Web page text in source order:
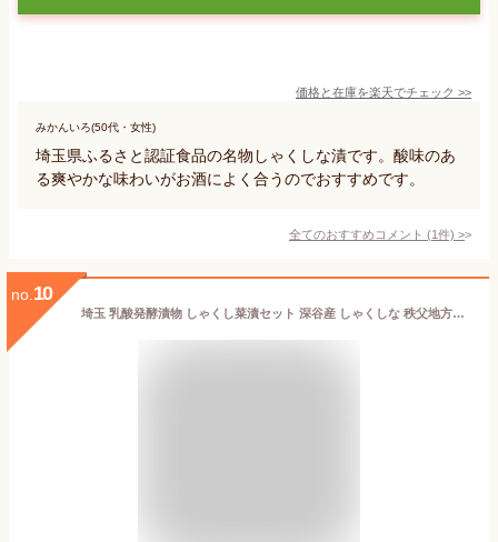
価格と在庫を楽天でチェック >>
みかんいろ(50代・女性)
埼玉県ふるさと認証食品の名物しゃくしな漬です。酸味のあ
る爽やかな味わいがお酒によく合うのでおすすめです。
全てのおすすめコメント (1件) >
no. 10
埼玉 乳酸発酵漬物 しゃくし菜漬セット 深谷産 しゃくしな 秩父地方特産 お土産 つけもの お取り寄せ 常温保存 漬物 しゃくし菜漬け 埼玉お土産